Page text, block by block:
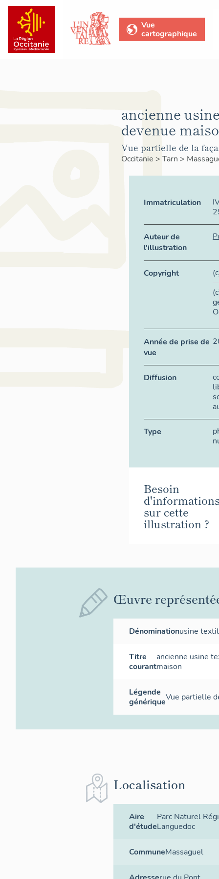
Vue
cartographique
ancienne
devenue
Vue partielle de la
Occitanie > Tarn >
Immatriculation
Auteur de
l'illustration
Copyright
Année de prise de
vue
Diffusion
Type
Besoin
sur cette
illustration ?
Œuvre
Dénominationusine
Titre
courant
ancienne usine
maison
Légende
génériqueVue partielle
Localisation
Aire
d'étude
Parc Naturel
Languedoc
CommuneMassaguel